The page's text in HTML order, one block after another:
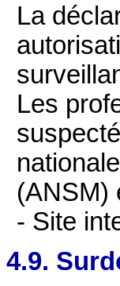
La
Les
(ANSM)
- Site
4.9.